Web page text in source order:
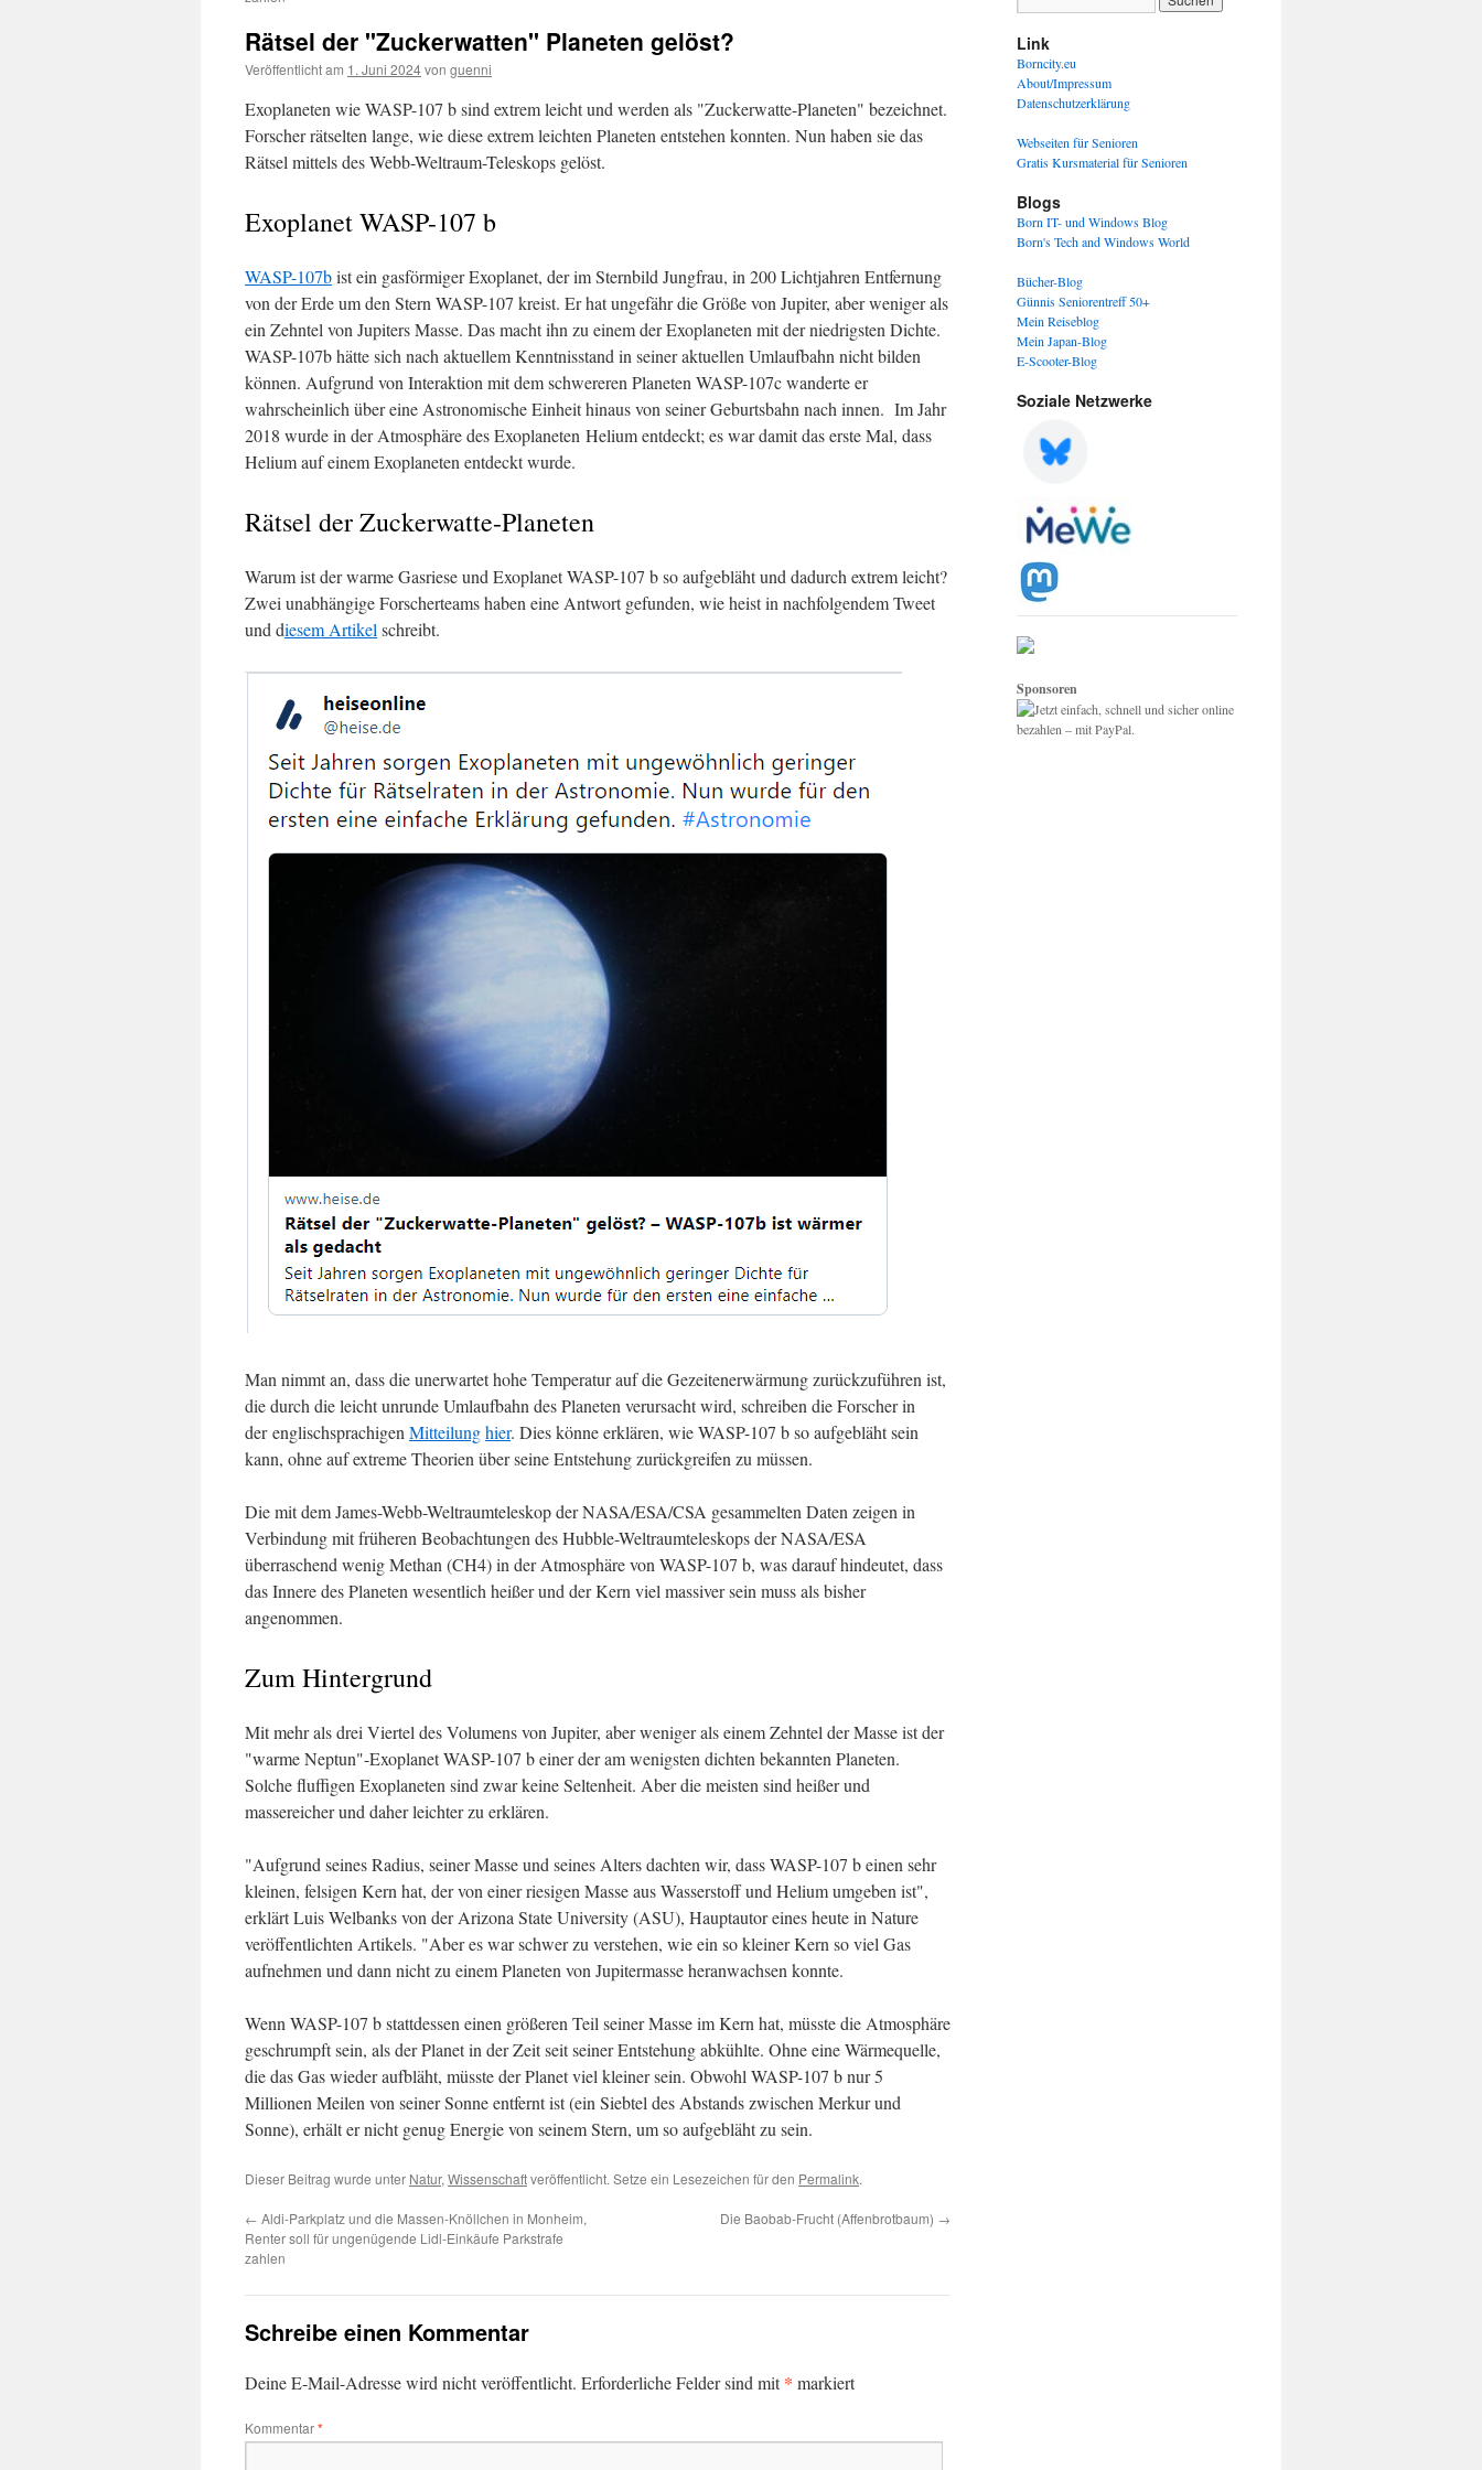
Rätsel der "Zuckerwatten" Planeten gelöst?
Veröffentlicht am 1. Juni 2024von guenni
Exoplaneten wie WASP-107 b sind extrem leicht und werden als "Zuckerwatte-Planeten" bezeichnet.
Forscher rätselten lange, wie diese extrem leichten Planeten entstehen konnten. Nun haben sie das
Rätsel mittels des Webb-Weltraum-Teleskops gelöst.
Exoplanet WASP-107 b
WASP-107bist ein gasförmiger Exoplanet, der im Sternbild Jungfrau, in 200 Lichtjahren Entfernung
von der Erde um den Stern WASP-107 kreist. Er hat ungefähr die Größe von Jupiter, aber weniger als
ein Zehntel von Jupiters Masse. Das macht ihn zu einem der Exoplaneten mit der niedrigsten Dichte.
WASP-107b hätte sich nach aktuellem Kenntnisstand in seiner aktuellen Umlaufbahn nicht bilden
können. Aufgrund von Interaktion mit dem schwereren Planeten WASP-107c wanderte er
wahrscheinlich über eine Astronomische Einheit hinaus von seiner Geburtsbahn nach innen. Im Jahr
2018 wurde in der Atmosphäre des Exoplaneten Helium entdeckt; es war damit das erste Mal, dass
Helium auf einem Exoplaneten entdeckt wurde.
Rätsel der Zuckerwatte-Planeten
Warum ist der warme Gasriese und Exoplanet WASP-107 b so aufgebläht und dadurch extrem leicht?
Zwei unabhängige Forscherteams haben eine Antwort gefunden, wie heist in nachfolgendem Tweet
und diesem Artikel schreibt.
Man nimmt an, dass die unerwartet hohe Temperatur auf die Gezeitenerwärmung zurückzuführen ist,
die durch die leicht unrunde Umlaufbahn des Planeten verursacht wird, schreiben die Forscher in
der englischsprachigen Mitteilunghier. Dies könne erklären, wie WASP-107 b so aufgebläht sein
kann, ohne auf extreme Theorien über seine Entstehung zurückgreifen zu müssen.
Die mit dem James-Webb-Weltraumteleskop der NASA/ESA/CSA gesammelten Daten zeigen in
Verbindung mit früheren Beobachtungen des Hubble-Weltraumteleskops der NASA/ESA
überraschend wenig Methan (CH4) in der Atmosphäre von WASP-107 b, was darauf hindeutet, dass
das Innere des Planeten wesentlich heißer und der Kern viel massiver sein muss als bisher
angenommen.
Zum Hintergrund
Mit mehr als drei Viertel des Volumens von Jupiter, aber weniger als einem Zehntel der Masse ist der
"warme Neptun"-Exoplanet WASP-107 b einer der am wenigsten dichten bekannten Planeten.
Solche fluffigen Exoplaneten sind zwar keine Seltenheit. Aber die meisten sind heißer und
massereicher und daher leichter zu erklären.
"Aufgrund seines Radius, seiner Masse und seines Alters dachten wir, dass WASP-107 b einen sehr
kleinen, felsigen Kern hat, der von einer riesigen Masse aus Wasserstoff und Helium umgeben ist",
erklärt Luis Welbanks von der Arizona State University (ASU), Hauptautor eines heute in Nature
veröffentlichten Artikels. "Aber es war schwer zu verstehen, wie ein so kleiner Kern so viel Gas
aufnehmen und dann nicht zu einem Planeten von Jupitermasse heranwachsen konnte.
Wenn WASP-107 b stattdessen einen größeren Teil seiner Masse im Kern hat, müsste die Atmosphäre
geschrumpft sein, als der Planet in der Zeit seit seiner Entstehung abkühlte. Ohne eine Wärmequelle,
die das Gas wieder aufbläht, müsste der Planet viel kleiner sein. Obwohl WASP-107 b nur 5
Millionen Meilen von seiner Sonne entfernt ist (ein Siebtel des Abstands zwischen Merkur und
Sonne), erhält er nicht genug Energie von seinem Stern, um so aufgebläht zu sein.
Dieser Beitrag wurde unter Natur, Wissenschaftveröffentlicht. Setze ein Lesezeichen für den Permalink.
← Aldi-Parkplatz und die Massen-Knöllchen in Monheim,
Renter soll für ungenügende Lidl-Einkäufe Parkstrafe
zahlen
Die Baobab-Frucht (Affenbrotbaum) →
Schreibe einen Kommentar
Deine E-Mail-Adresse wird nicht veröffentlicht. Erforderliche Felder sind mit* markiert
Kommentar*
Link
Borncity.eu
About/Impressum
Datenschutzerklärung
Webseiten für Senioren
Gratis Kursmaterial für Senioren
Blogs
Born IT- und Windows Blog
Born's Tech and Windows World
Bücher-Blog
Günnis Seniorentreff 50+
Mein Reiseblog
Mein Japan-Blog
E-Scooter-Blog
Soziale Netzwerke
Sponsoren